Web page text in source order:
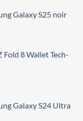
Galaxy S25 noir
Fold 8 Wallet Tech-
Galaxy S24 Ultra